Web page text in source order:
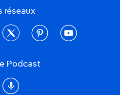
réseaux
twitter pinterestyoutube
Podcast
Podcast